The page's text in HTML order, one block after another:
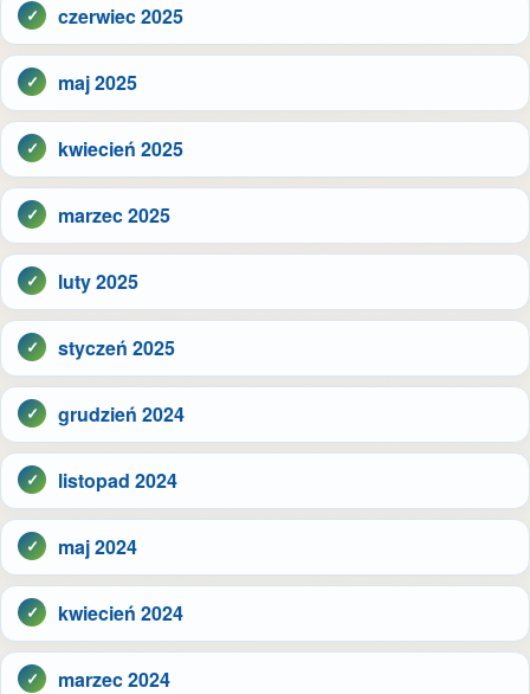
czerwiec 2025
maj 2025
kwiecień 2025
marzec 2025
luty 2025
styczeń 2025
grudzień 2024
listopad 2024
maj 2024
kwiecień 2024
marzec 2024